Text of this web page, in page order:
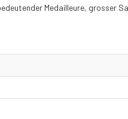
Medailleure, grosser